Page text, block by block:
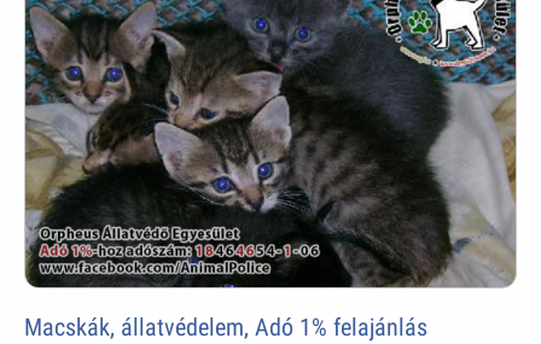
Macskák, állatvédelem, Adó 1% felajánlás